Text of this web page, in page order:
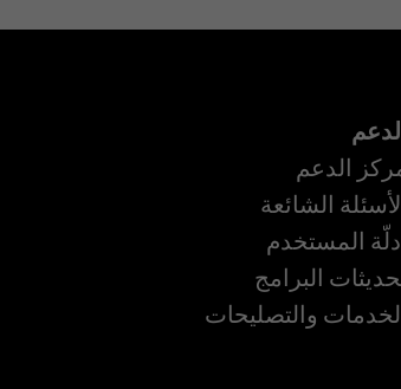
الدعم
الشائعة
المستخدم
البرامج
والتصليحات